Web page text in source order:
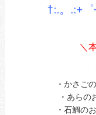
†:.。.:+
＼
・か
・あ
・石